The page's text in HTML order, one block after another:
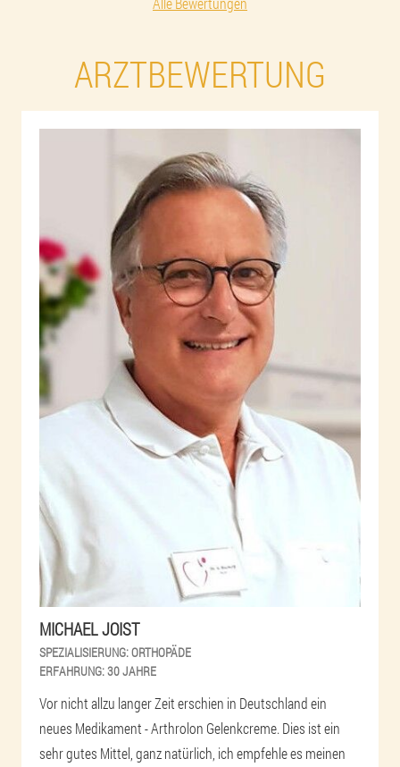
ARZTBEWERTUNG
MICHAEL JOIST
SPEZIALISIERUNG:ORTHOPÄDE
ERFAHRUNG:30 JAHRE
Vor nicht allzu langer Zeit erschien in Deutschland ein
neues Medikament - Arthrolon Gelenkcreme. Dies ist ein
sehr gutes Mittel, ganz natürlich, ich empfehle es meinen